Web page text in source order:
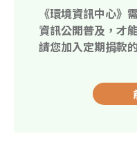
《環境資訊中心》
資訊公開普及，才
請您加入定期捐款